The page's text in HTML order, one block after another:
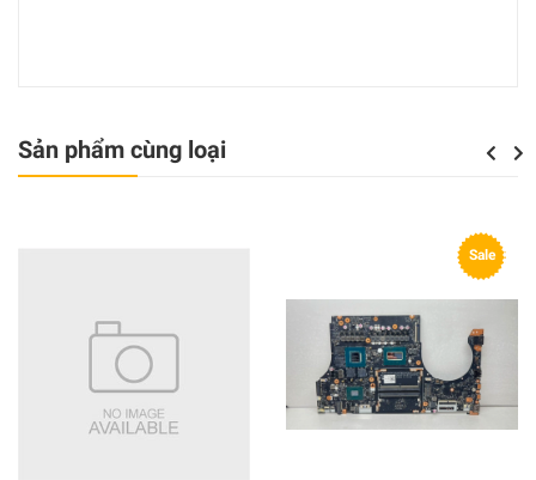
Sản phẩm cùng loại Previous
Sale
Next